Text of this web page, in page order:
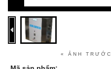
« ẢNH TRƯỚC